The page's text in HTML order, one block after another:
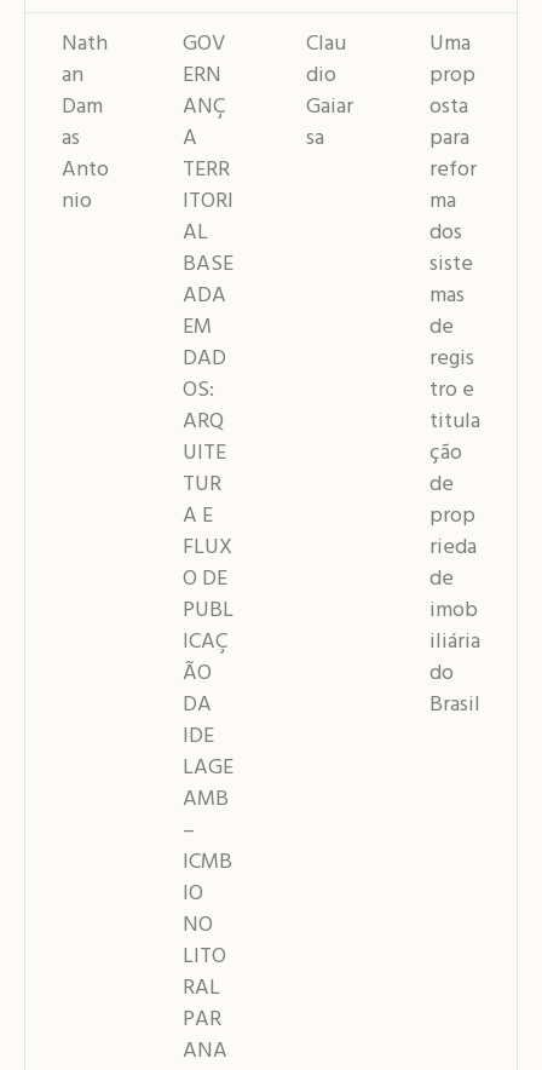
Nath
an
Dam
as
Anto
nio
GOV
ERN
ANÇ
A
TERR
ITORI
AL
BASE
ADA
EM
DAD
OS:
ARQ
UITE
TUR
A E
FLUX
O DE
PUBL
ICAÇ
ÃO
DA
IDE
LAGE
AMB
–
ICMB
IO
NO
LITO
RAL
PAR
ANA
Clau
dio
Gaiar
sa
Uma
prop
osta
para
refor
ma
dos
siste
mas
de
regis
tro e
titula
ção
de
prop
rieda
de
imob
iliária
do
Brasil